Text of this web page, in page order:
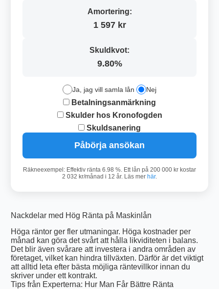
Amortering:
1 597 kr
Skuldkvot:
9.80%
Ja, jag vill samla lån Nej
Betalningsanmärkning
Skulder hos Kronofogden
Skuldsanering
Påbörja ansökan
Räkneexempel: Effektiv ränta 6.98 %. Ett lån på 200 000 kr kostar
2 032 kr/månad i 12 år. Läs mer här.
Nackdelar med Hög Ränta på Maskinlån
Höga räntor ger fler utmaningar. Höga kostnader per
månad kan göra det svårt att hålla likviditeten i balans.
Det blir även svårare att investera i andra områden av
företaget, vilket kan hindra tillväxten. Därför är det viktigt
att alltid leta efter bästa möjliga räntevillkor innan du
skriver under ett kontrakt.
Tips från Experterna: Hur Man Får Bättre Ränta